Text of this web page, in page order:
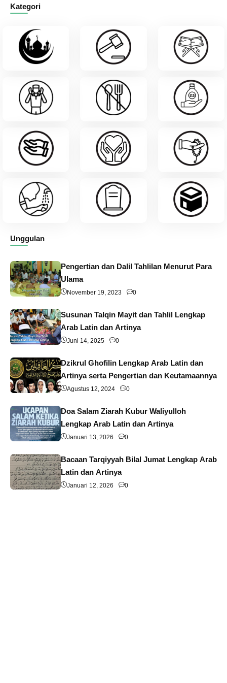
Kategori
Unggulan
Pengertian dan Dalil Tahlilan Menurut Para
Ulama
November 19, 2023 0
Susunan Talqin Mayit dan Tahlil Lengkap
Arab Latin dan Artinya
Juni 14, 2025 0
Dzikrul Ghofilin Lengkap Arab Latin dan
Artinya serta Pengertian dan Keutamaannya
Agustus 12, 2024 0
Doa Salam Ziarah Kubur Waliyulloh
Lengkap Arab Latin dan Artinya
Januari 13, 2026 0
Bacaan Tarqiyyah Bilal Jumat Lengkap Arab
Latin dan Artinya
Januari 12, 2026 0